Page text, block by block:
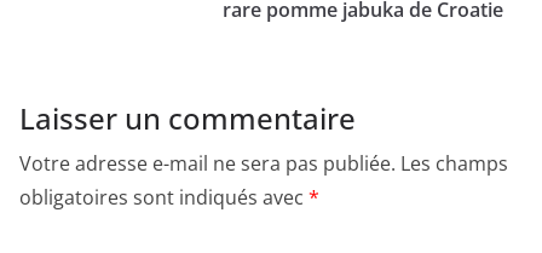
rare pomme jabuka de Croatie
Laisser un commentaire
Votre adresse e-mail ne sera pas publiée. Les champs
obligatoires sont indiqués avec *